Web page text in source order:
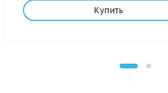
Купить